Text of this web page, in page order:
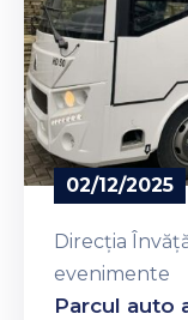
02/12/2025
Direcția
evenimente
Parcul auto